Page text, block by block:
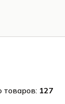
товаров: 127